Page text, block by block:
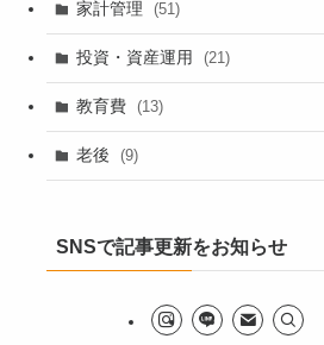
家計管理 (51)
投資・資産運用 (21)
教育費 (13)
老後 (9)
SNSで記事更新をお知らせ